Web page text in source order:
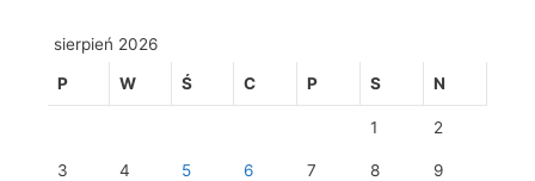
sierpień 2026
P W Ś C P S N
1 2
3 4 5 6 7 8 9